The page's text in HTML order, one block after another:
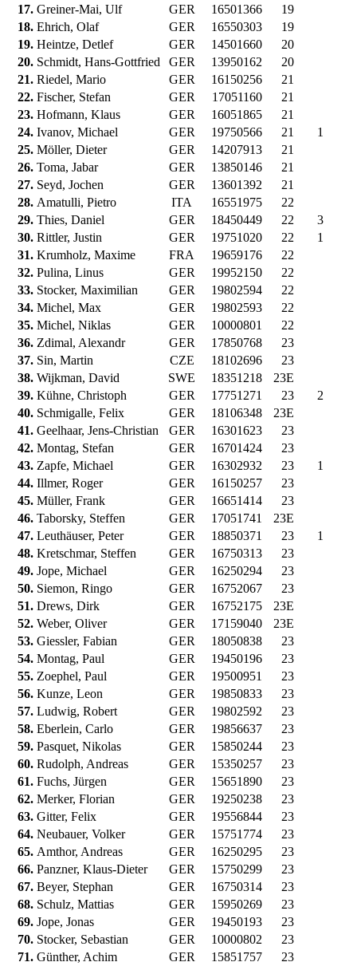
17. Greiner-Mai, Ulf GER 16501366
19
18. Ehrich, Olaf GER 16550303
19
19. Heintze, Detlef GER 14501660
20
20. Schmidt, Hans-Gottfried GER 13950162
20
21. Riedel, Mario GER 16150256
21
22. Fischer, Stefan GER 17051160
21
23. Hofmann, Klaus GER 16051865
21
24. Ivanov, Michael GER 19750566 21
1
25. Möller, Dieter GER 14207913
21
26. Toma, Jabar GER 13850146
21
27. Seyd, Jochen GER 13601392
21
28. Amatulli, Pietro ITA 16551975
22
29. Thies, Daniel GER 18450449 22
3
30. Rittler, Justin GER 19751020 22
1
31. Krumholz, Maxime FRA 19659176
22
32. Pulina, Linus GER 19952150
22
33. Stocker, Maximilian GER 19802594
22
34. Michel, Max GER 19802593
22
35. Michel, Niklas GER 10000801
22
36. Zdimal, Alexandr GER 17850768
23
37. Sin, Martin CZE 18102696
23
38. Wijkman, David SWE 18351218
23E
39. Kühne, Christoph GER 17751271 23
2
40. Schmigalle, Felix GER 18106348
23E
41. Geelhaar, Jens-Christian GER 16301623
23
42. Montag, Stefan GER 16701424
23
43. Zapfe, Michael GER 16302932 23
1
44. Illmer, Roger GER 16150257
23
45. Müller, Frank GER 16651414
23
46. Taborsky, Steffen GER 17051741
23E
47. Leuthäuser, Peter GER 18850371 23
1
48. Kretschmar, Steffen GER 16750313
23
49. Jope, Michael GER 16250294
23
50. Siemon, Ringo GER 16752067
23
51. Drews, Dirk GER 16752175
23E
52. Weber, Oliver GER 17159040
23E
53. Giessler, Fabian GER 18050838
23
54. Montag, Paul GER 19450196
23
55. Zoephel, Paul GER 19500951
23
56. Kunze, Leon GER 19850833
23
57. Ludwig, Robert GER 19802592
23
58. Eberlein, Carlo GER 19856637
23
59. Pasquet, Nikolas GER 15850244
23
60. Rudolph, Andreas GER 15350257
23
61. Fuchs, Jürgen GER 15651890
23
62. Merker, Florian GER 19250238
23
63. Gitter, Felix GER 19556844
23
64. Neubauer, Volker GER 15751774
23
65. Amthor, Andreas GER 16250295
23
66. Panzner, Klaus-Dieter GER 15750299
23
67. Beyer, Stephan GER 16750314
23
68. Schulz, Mattias GER 15950269
23
69. Jope, Jonas GER 19450193
23
70. Stocker, Sebastian GER 10000802
23
71. Günther, Achim GER 15851757 23